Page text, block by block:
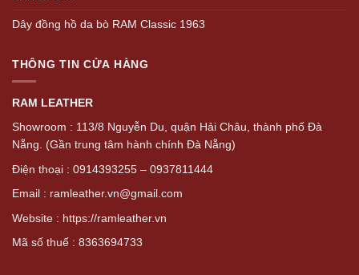
Dây đồng hồ da bò RAM Classic 1963
THÔNG TIN CỬA HÀNG
RAM LEATHER
Showroom : 113/8 Nguyễn Du, quận Hải Châu, thành phố Đà
Nẵng. (Gần trung tâm hành chính Đà Nẵng)
Điện thoại : 0914393255 – 0937811444
Email : ramleather.vn@gmail.com
Website : https://ramleather.vn
Mã số thuế : 8363694733